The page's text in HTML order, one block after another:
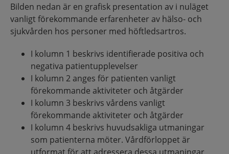
Bilden nedan är en grafisk presentation av i nuläget
vanligt förekommande erfarenheter av hälso- och
sjukvården hos personer med höftledsartros.
I kolumn 1 beskrivs identifierade positiva och
negativa patientupplevelser
I kolumn 2 anges för patienten vanligt
förekommande aktiviteter och åtgärder
I kolumn 3 beskrivs vårdens vanligt
förekommande aktiviteter och åtgärder
I kolumn 4 beskrivs huvudsakliga utmaningar
som patienterna möter. Vårdförloppet är